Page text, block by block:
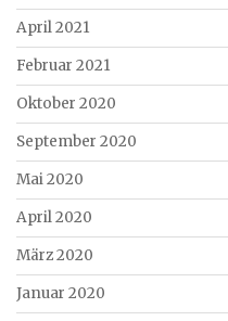
April 2021
Februar 2021
Oktober 2020
September 2020
Mai 2020
April 2020
März 2020
Januar 2020